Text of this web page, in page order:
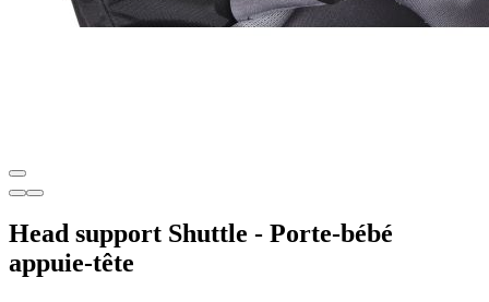
Head support Shuttle - Porte-bébé
appuie-tête